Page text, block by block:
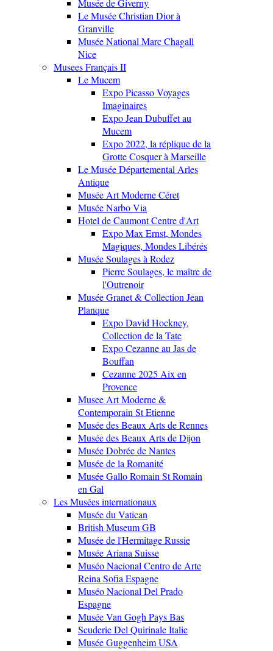
Musée de Giverny
Le Musée Christian Dior à
Granville
Musée National Marc Chagall
Nice
Musees Français II
Le Mucem
Expo Picasso Voyages
Imaginaires
Expo Jean Dubuffet au
Mucem
Expo 2022, la réplique de la
Grotte Cosquer à Marseille
Le Musée Départemental Arles
Antique
Musée Art Moderne Céret
Musée Narbo Via
Hotel de Caumont Centre d'Art
Expo Max Ernst, Mondes
Magiques, Mondes Libérés
Musée Soulages à Rodez
Pierre Soulages, le maître de
l'Outrenoir
Musée Granet & Collection Jean
Planque
Expo David Hockney,
Collection de la Tate
Expo Cezanne au Jas de
Bouffan
Cezanne 2025 Aix en
Provence
Musee Art Moderne &
Contemporain St Etienne
Musée des Beaux Arts de Rennes
Musée des Beaux Arts de Dijon
Musée Dobrée de Nantes
Musée de la Romanité
Musée Gallo Romain St Romain
en Gal
Les Musées internationaux
Musée du Vatican
British Museum GB
Musée de l'Hermitage Russie
Musée Ariana Suisse
Muséo Nacional Centro de Arte
Reina Sofia Espagne
Muséo Nacional Del Prado
Espagne
Musée Van Gogh Pays Bas
Scuderie Del Quirinale Italie
Musée Guggenheim USA